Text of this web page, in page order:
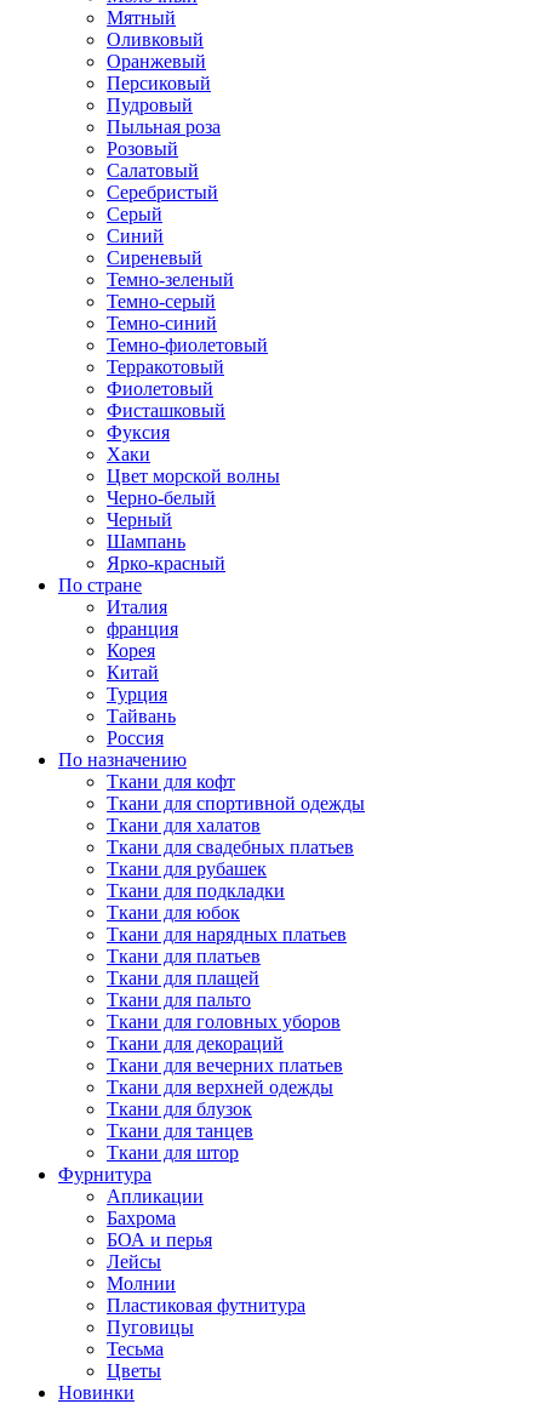
Мятный
Оливковый
Оранжевый
Персиковый
Пудровый
Пыльная роза
Розовый
Салатовый
Серебристый
Серый
Синий
Сиреневый
Темно-зеленый
Темно-серый
Темно-синий
Темно-фиолетовый
Терракотовый
Фиолетовый
Фисташковый
Фуксия
Хаки
Цвет морской волны
Черно-белый
Черный
Шампань
Ярко-красный
По стране
Италия
франция
Корея
Китай
Турция
Тайвань
Россия
По назначению
Ткани для кофт
Ткани для спортивной одежды
Ткани для халатов
Ткани для свадебных платьев
Ткани для рубашек
Ткани для подкладки
Ткани для юбок
Ткани для нарядных платьев
Ткани для платьев
Ткани для плащей
Ткани для пальто
Ткани для головных уборов
Ткани для декораций
Ткани для вечерних платьев
Ткани для верхней одежды
Ткани для блузок
Ткани для танцев
Ткани для штор
Фурнитура
Апликации
Бахрома
БОА и перья
Лейсы
Молнии
Пластиковая футнитура
Пуговицы
Тесьма
Цветы
Новинки